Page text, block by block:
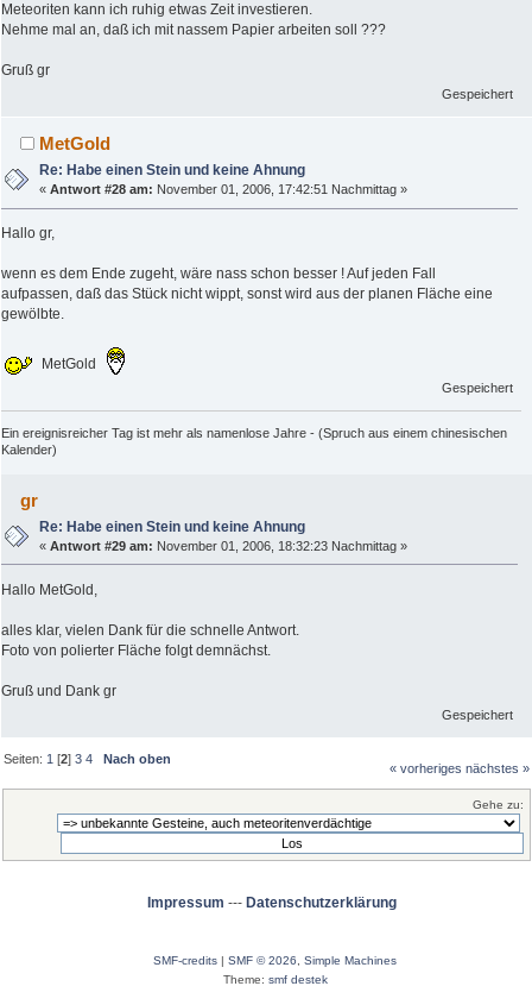
Meteoriten kann ich ruhig etwas Zeit investieren.
Nehme mal an, daß ich mit nassem Papier arbeiten soll ???
Gruß gr
Gespeichert
MetGold
Re: Habe einen Stein und keine Ahnung
«Antwort #28 am: November 01, 2006, 17:42:51 Nachmittag »
Hallo gr,
wenn es dem Ende zugeht, wäre nass schon besser ! Auf jeden Fall
aufpassen, daß das Stück nicht wippt, sonst wird aus der planen Fläche eine
gewölbte.
MetGold
Gespeichert
Ein ereignisreicher Tag ist mehr als namenlose Jahre - (Spruch aus einem chinesischen
Kalender)
gr
Re: Habe einen Stein und keine Ahnung
«Antwort #29 am: November 01, 2006, 18:32:23 Nachmittag »
Hallo MetGold,
alles klar, vielen Dank für die schnelle Antwort.
Foto von polierter Fläche folgt demnächst.
Gruß und Dank gr
Gespeichert
Seiten: 1 [2]3 4 Nach oben
« vorheriges nächstes »
Gehe zu:
Impressum --- Datenschutzerklärung
SMF-credits | SMF © 2026
Simple Machines
Theme: smf destek